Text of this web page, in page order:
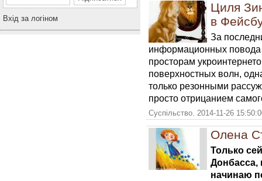
Вхiд за логiном
Циля
в
За
информационных повода
просторам
поверхностных волн,
только резонными
просто отрицанием
Суспільство. 2014-11-26
Олена
Только
Донбасса,
начинаю